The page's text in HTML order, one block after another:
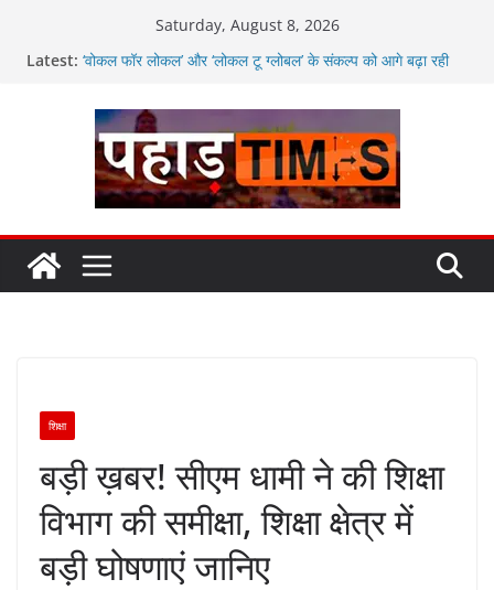
Saturday, August 8, 2026
Latest: ‘वोकल फॉर लोकल’ और ‘लोकल टू ग्लोबल’ के संकल्प को आगे बढ़ा रही
मतदाताओं से निरंतर संवाद करते रहें अधिकारी: सीईओ
उत्तराखंड में विभिन्न विकास योजनाओं के लिए 80 करोड़ रुपए
अगले दो दिनों में भारी से बहुत भारी वर्षा की संभावना, अलर्ट!
जनकल्याण, रोजगार, शिक्षा, श्रमिक हित और आधारभूत विकास को नई
गति : धामी कैबिनेट के ऐतिहासिक फैसले
शिक्षा
बड़ी ख़बर! सीएम धामी ने की शिक्षा
विभाग की समीक्षा, शिक्षा क्षेत्र में
बड़ी घोषणाएं जानिए